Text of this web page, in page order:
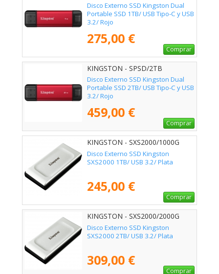
Disco Externo SSD Kingston Dual
Portable SSD 1TB/ USB Tipo-C y USB
3.2/ Rojo
275,00 €
Comprar
KINGSTON - SPSD/2TB
Disco Externo SSD Kingston Dual
Portable SSD 2TB/ USB Tipo-C y USB
3.2/ Rojo
459,00 €
Comprar
KINGSTON - SXS2000/1000G
Disco Externo SSD Kingston
SXS2000 1TB/ USB 3.2/ Plata
245,00 €
Comprar
KINGSTON - SXS2000/2000G
Disco Externo SSD Kingston
SXS2000 2TB/ USB 3.2/ Plata
309,00 €
Comprar